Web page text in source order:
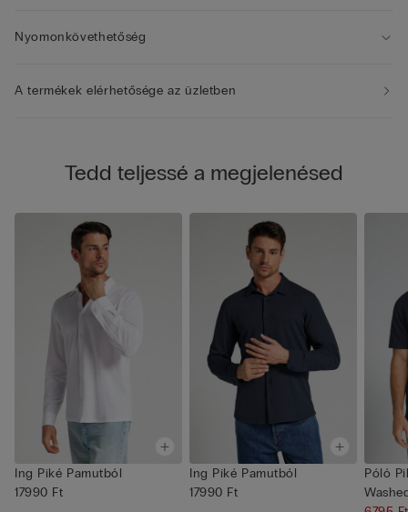
Nyomonkövethetőség
A termékek elérhetősége az üzletben
Tedd teljessé a megjelenésed
Ing Piké Pamutból
17990 Ft
Ing Piké Pamutból
17990 Ft
Póló